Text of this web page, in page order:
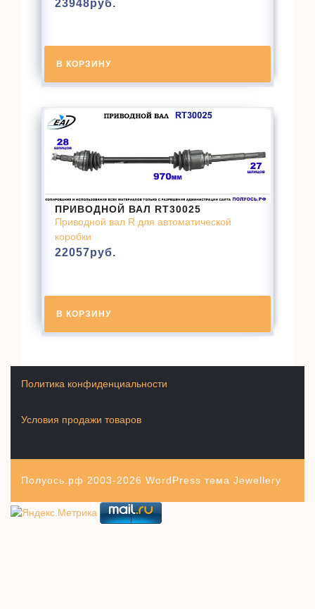
23948руб.
В КОРЗИНУ
ПРИВОДНОЙ ВАЛ RT30025
Приводной вал R для автоматической
коробки
22057руб.
В КОРЗИНУ
Условия продажи товаров
Политика конфиденциальности
Полуось.рф 2003-2026 WordPress тема Jewellery